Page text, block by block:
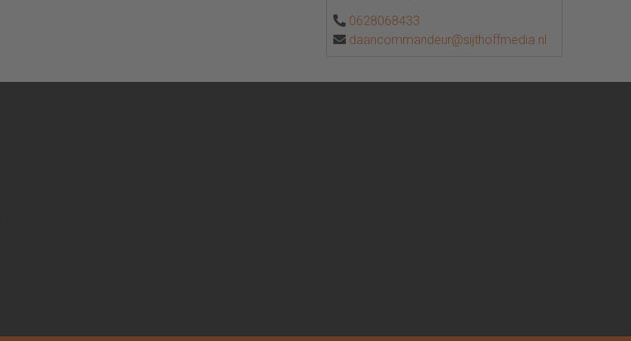
0628068433
daancommandeur@sijthoffmedia.nl